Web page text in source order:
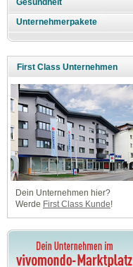
Gesundheit
Unternehmerpakete
First Class Unternehmen
Dein Unternehmen hier?
Werde First Class Kunde!